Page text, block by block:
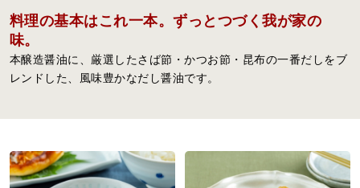
ご利用ガイド 安全・安心への取り組み
よくあるご質問 サイトマップ
料理の基本はこれ一本。ずっとつづく我が家の
味。
本醸造醤油に、厳選したさば節・かつお節・昆布の一番だしをブ
レンドした、風味豊かなだし醤油です。